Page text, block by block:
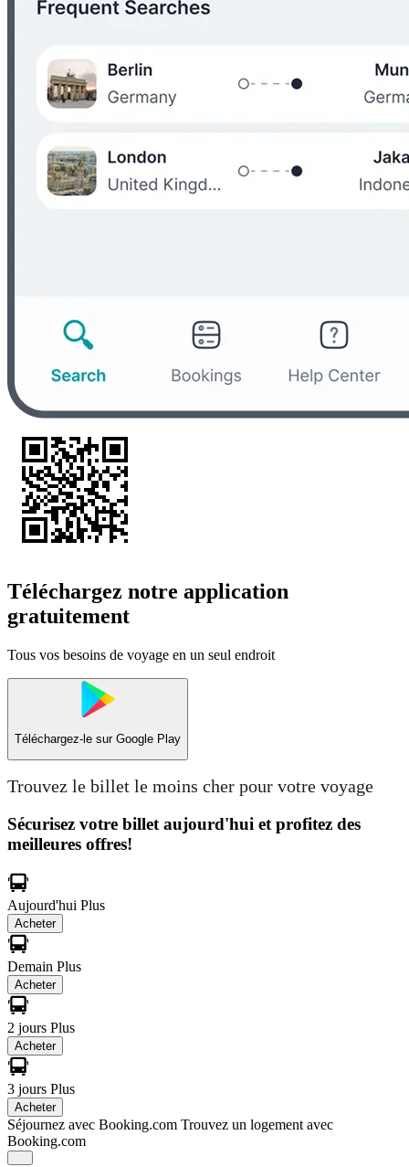
Téléchargez notre application
gratuitement
Tous vos besoins de voyage en un seul endroit
Téléchargez-le sur Google Play
Trouvez le billet le moins cher pour votre voyage
Sécurisez votre billet aujourd'hui et profitez des
meilleures offres!
Aujourd'hui Plus
Acheter
Demain Plus
Acheter
2 jours Plus
Acheter
3 jours Plus
Acheter
Séjournez avec Booking.com Trouvez un logement avec
Booking.com